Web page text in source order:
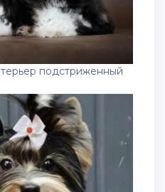
подстриженный